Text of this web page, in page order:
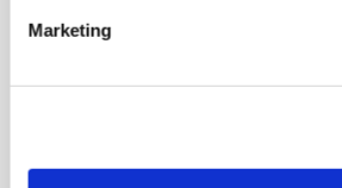
Marketing